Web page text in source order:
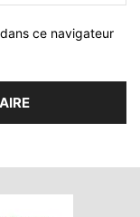
ce navigateur